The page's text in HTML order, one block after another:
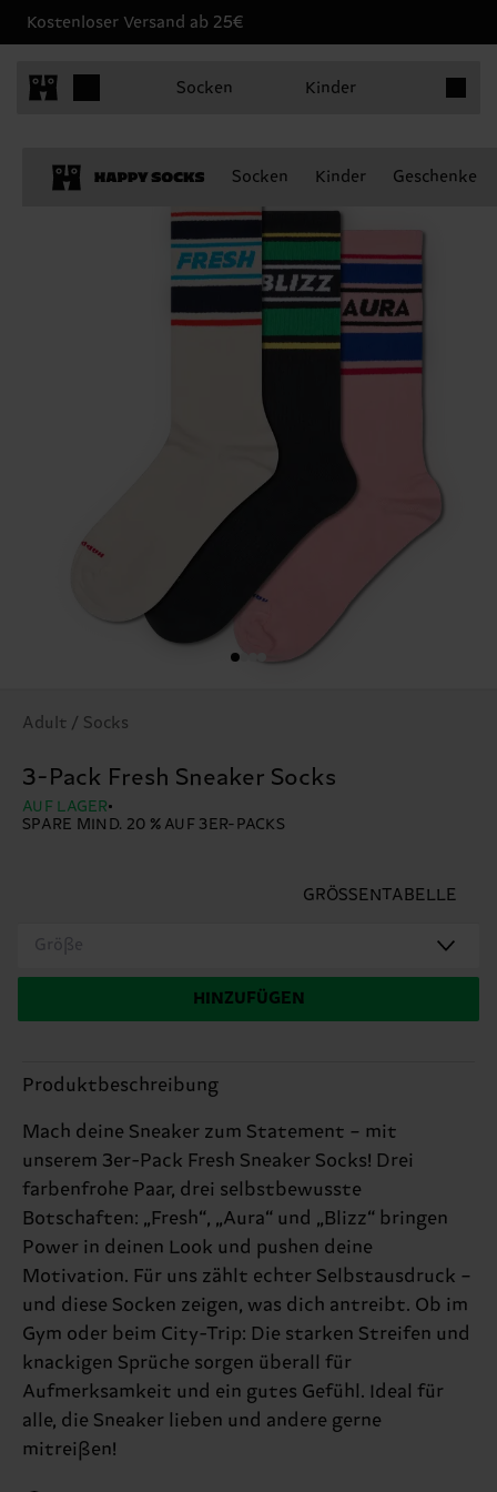
Kostenloser Versand ab 25€
Socken Kinder
Socken Kinder Geschenke
Adult / Socks
3-Pack Fresh Sneaker Socks
AUF LAGER
SPARE MIND. 20 % AUF 3ER-PACKS
GRÖSSENTABELLE
Größe
HINZUFÜGEN
Produktbeschreibung
Mach deine Sneaker zum Statement – mit
unserem 3er-Pack Fresh Sneaker Socks! Drei
farbenfrohe Paar, drei selbstbewusste
Botschaften: „Fresh“, „Aura“ und „Blizz“ bringen
Power in deinen Look und pushen deine
Motivation. Für uns zählt echter Selbstausdruck –
und diese Socken zeigen, was dich antreibt. Ob im
Gym oder beim City-Trip: Die starken Streifen und
knackigen Sprüche sorgen überall für
Aufmerksamkeit und ein gutes Gefühl. Ideal für
alle, die Sneaker lieben und andere gerne
mitreißen!